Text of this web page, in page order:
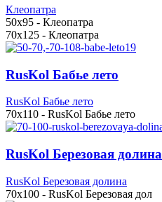
Клеопатра
50x95 - Клеопатра
70x125 - Клеопатра
RusKol Бабье лето
RusKol Бабье лето
70x110 - RusKol Бабье лето
RusKol Березовая долина
RusKol Березовая долина
70x100 - RusKol Березовая дол